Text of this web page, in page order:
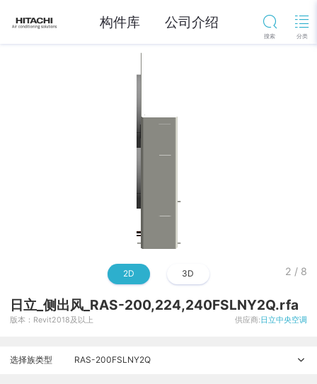
构件库 公司介绍
2 / 8
2D 3D
日立_侧出风_RAS-200,224,240FSLNY2Q.rfa
版本：Revit2018及以上 供应商:日立中央空调
选择族类型 RAS-200FSLNY2Q